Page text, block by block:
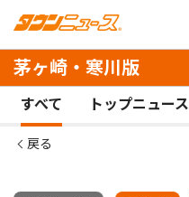
茅ヶ崎・寒川版
すべて トップニュース
戻る